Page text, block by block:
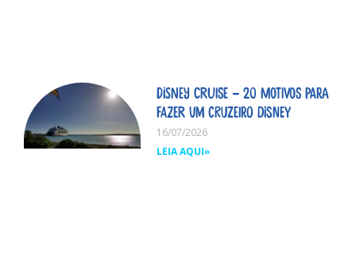
Disney Cruise – 20 motivos para
fazer um cruzeiro Disney
16/07/2026
LEIA AQUI»